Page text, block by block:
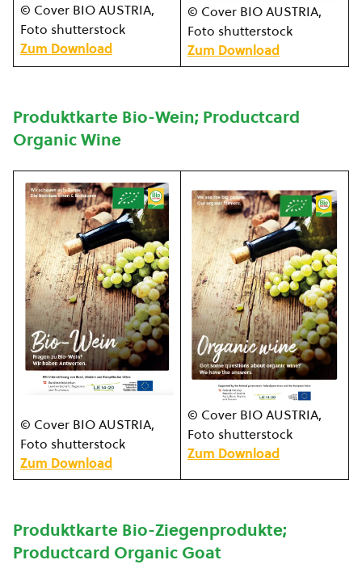
© Cover BIO AUSTRIA,
Foto shutterstock
Zum Download
© Cover BIO AUSTRIA,
Foto shutterstock
Zum Download
Produktkarte Bio-Wein; Productcard
Organic Wine
© Cover BIO AUSTRIA,
Foto shutterstock
Zum Download
© Cover BIO AUSTRIA,
Foto shutterstock
Zum Download
Produktkarte Bio-Ziegenprodukte;
Productcard Organic Goat